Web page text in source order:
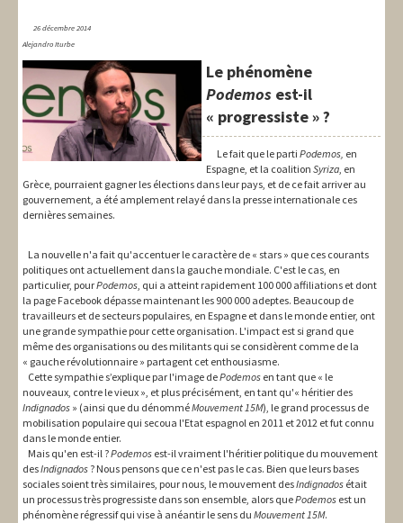
Europe
International
Syndical
Social
Thèmes
26 décembre 2014
Alejandro Iturbe
Le phénomène
Podemos est-il
« progressiste » ?
Le fait que le parti Podemos, en
Espagne, et la coalition Syriza, en
Grèce, pourraient gagner les élections dans leur pays, et de ce fait arriver au
gouvernement, a été amplement relayé dans la presse internationale ces
dernières semaines.
La nouvelle n'a fait qu'accentuer le caractère de « stars » que ces courants
politiques ont actuellement dans la gauche mondiale. C'est le cas, en
particulier, pourPodemos, qui a atteint rapidement 100 000 affiliations et dont
la page Facebook dépasse maintenant les 900 000 adeptes. Beaucoup de
travailleurs et de secteurs populaires, en Espagne et dans le monde entier, ont
une grande sympathie pour cette organisation. L'impact est si grand que
même des organisations ou des militants qui se considèrent comme de la
« gauche révolutionnaire » partagent cet enthousiasme.
Cette sympathie s’explique par l'image dePodemos en tant que « le
nouveaux, contre le vieux », et plus précisément, en tant qu'« héritier des
Indignados » (ainsi que du dénomméMouvement 15M), le grand processus de
mobilisation populaire qui secoua l'Etat espagnol en 2011 et 2012 et fut connu
dans le monde entier.
Mais qu'en est-il ?Podemos est-il vraiment l'héritier politique du mouvement
desIndignados ? Nous pensons que ce n'est pas le cas. Bien que leurs bases
sociales soient très similaires, pour nous, le mouvement desIndignados était
un processus très progressiste dans son ensemble, alors quePodemos est un
phénomène régressif qui vise à anéantir le sens du Mouvement 15M.